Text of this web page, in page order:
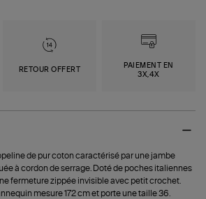
RETOUR OFFERT
PAIEMENT EN
3X,4X
de pur coton caractérisé par une jambe
à cordon de serrage. Doté de poches italiennes
fermeture zippée invisible avec petit crochet.
mesure 172 cm et porte une taille 36.